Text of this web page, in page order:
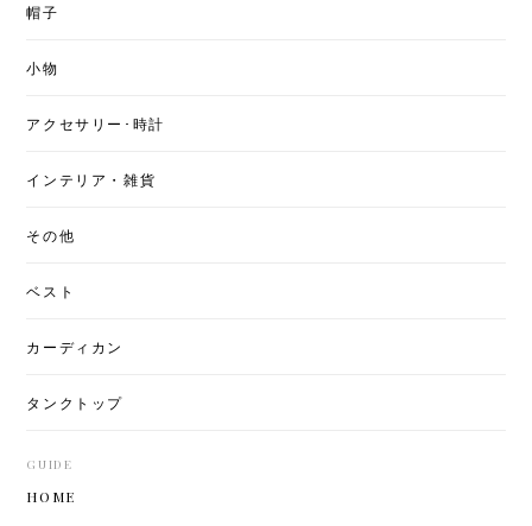
帽子
小物
アクセサリー･時計
インテリア・雑貨
その他
ベスト
カーディカン
タンクトップ
GUIDE
HOME